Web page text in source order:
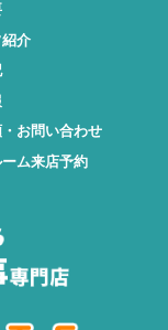
紹介
お問い合わせ
ム来店予約